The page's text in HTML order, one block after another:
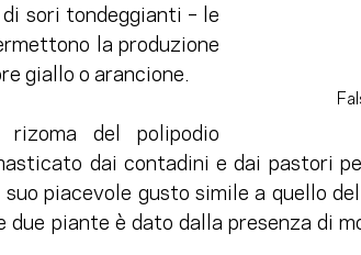
sori tondeggianti – le
la produzione
giallo o arancione.
rizoma del polipodio
dai contadini e dai pastori
piacevole gusto simile a quello
due piante è dato dalla presenza di